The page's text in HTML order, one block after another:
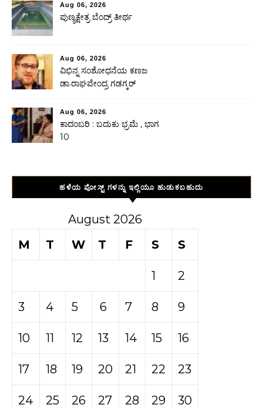
Aug 06, 2026
ಪುಣ್ಯಕ್ಷೇತ್ರ ಬೆಂದ್ರ್ ತೀರ್ಥ
Aug 06, 2026
ವಿಭಿನ್ನ ಸಂಶೋಧನೆಯ ಕಣಜ
ಡಾ.ರಾಘವೇಂದ್ರ ಗಡಗ್ಕರ್
Aug 06, 2026
ಕಾದಂಬರಿ : ಬದುಕು ಭ್ರಮೆ , ಭಾಗ
10
ಹಳೆಯ ಪೋಸ್ಟ್ ಗಳನ್ನು ಇಲ್ಲಿಯೂ ಹುಡುಕಬಹುದು
August 2026
M
T W T F S S
1 2
3 4 5 6 7 8 9
10 11 12 13 14 15 16
17 18 19 20 21 22 23
24 25 26 27 28 29 30